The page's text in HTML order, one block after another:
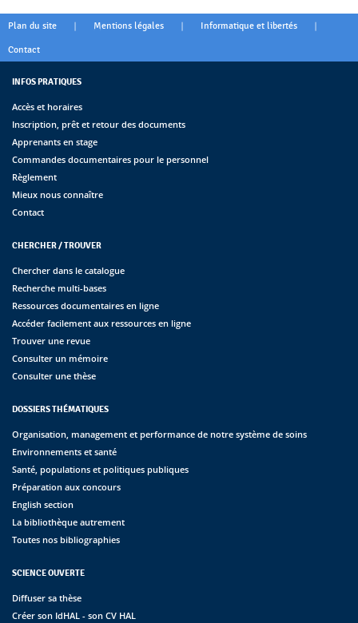
Plan du site | Mentions légales | Informatique et libertés |
Contact
INFOS PRATIQUES
Accès et horaires
Inscription, prêt et retour des documents
Apprenants en stage
Commandes documentaires pour le personnel
Règlement
Mieux nous connaître
Contact
CHERCHER / TROUVER
Chercher dans le catalogue
Recherche multi-bases
Ressources documentaires en ligne
Accéder facilement aux ressources en ligne
Trouver une revue
Consulter un mémoire
Consulter une thèse
DOSSIERS THÉMATIQUES
Organisation, management et performance de notre système de soins
Environnements et santé
Santé, populations et politiques publiques
Préparation aux concours
English section
La bibliothèque autrement
Toutes nos bibliographies
SCIENCE OUVERTE
Diffuser sa thèse
Créer son IdHAL - son CV HAL